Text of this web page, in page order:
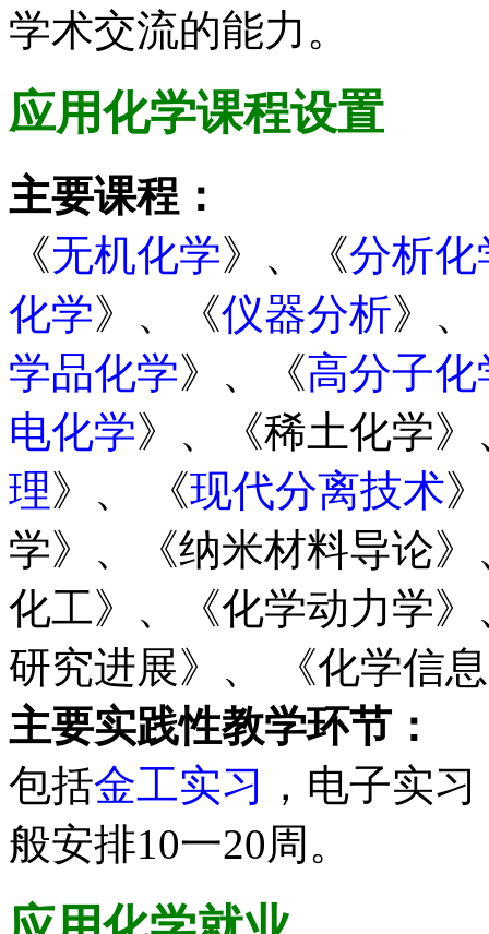
学术交流的能力。
应用化学课程设置
主要课程：
《无机化学》、《分析化
化学》、《仪器分析》、
学品化学》、《高分子化
电化学》、《稀土化学》
理》、 《现代分离技术
学》、《纳米材料导论
化工》、《化学动力学
研究进展》、 《化学信
主要实践性教学环节：
包括金工实习 ，电子实
般安排10一20周。